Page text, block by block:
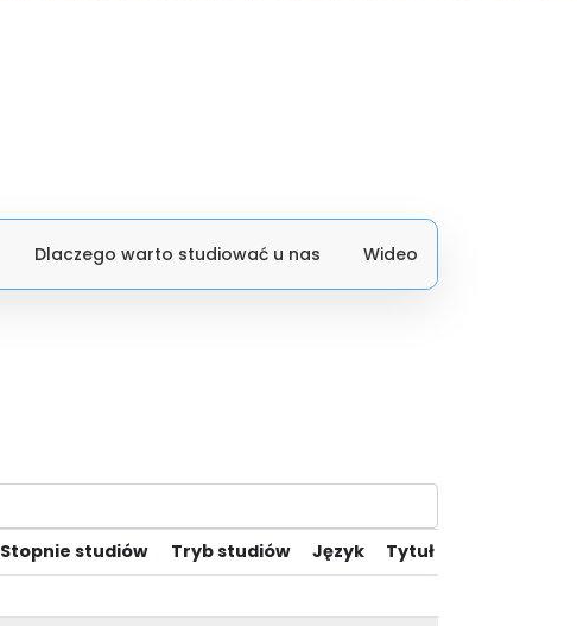
Dlaczego warto studiować u nas Wideo
Stopnie studiów Tryb studiów Język Tytuł